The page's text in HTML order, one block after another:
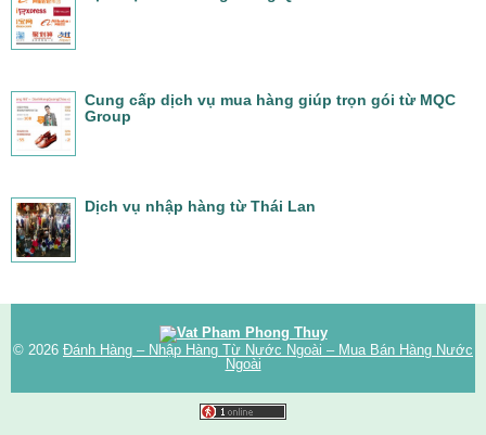
Cung cấp dịch vụ mua hàng giúp trọn gói từ MQC
Group
Dịch vụ nhập hàng từ Thái Lan
© 2026 Đánh Hàng – Nhập Hàng Từ Nước Ngoài – Mua Bán Hàng Nước
Ngoài